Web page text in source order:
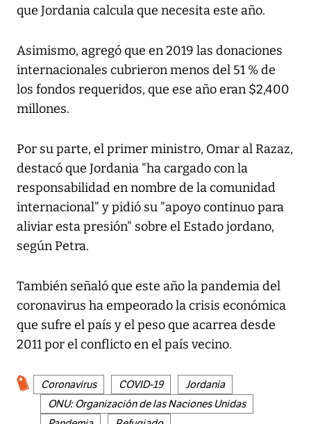
que Jordania calcula que necesita este año.
Asimismo, agregó que en 2019 las donaciones
internacionales cubrieron menos del 51 % de
los fondos requeridos, que ese año eran $2,400
millones.
Por su parte, el primer ministro, Omar al Razaz,
destacó que Jordania "ha cargado con la
responsabilidad en nombre de la comunidad
internacional" y pidió su "apoyo continuo para
aliviar esta presión" sobre el Estado jordano,
según Petra.
También señaló que este año la pandemia del
coronavirus ha empeorado la crisis económica
que sufre el país y el peso que acarrea desde
2011 por el conflicto en el país vecino.
Coronavirus COVID-19
Jordania
ONU: Organización de las Naciones Unidas